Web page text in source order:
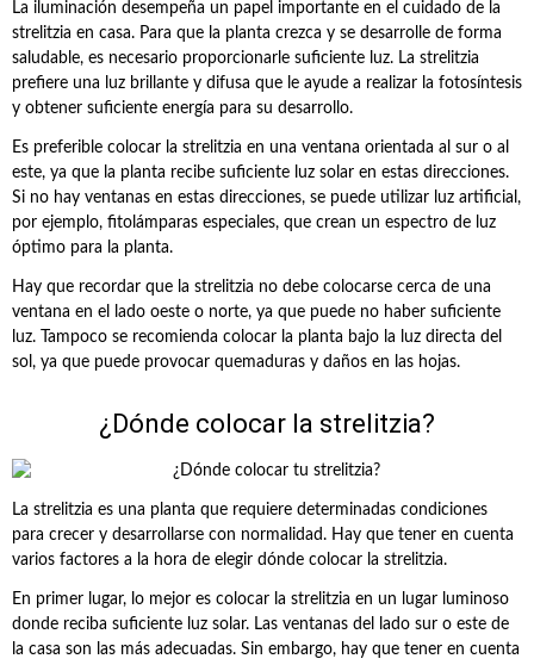
La iluminación desempeña un papel importante en el cuidado de la
strelitzia en casa. Para que la planta crezca y se desarrolle de forma
saludable, es necesario proporcionarle suficiente luz. La strelitzia
prefiere una luz brillante y difusa que le ayude a realizar la fotosíntesis
y obtener suficiente energía para su desarrollo.
Es preferible colocar la strelitzia en una ventana orientada al sur o al
este, ya que la planta recibe suficiente luz solar en estas direcciones.
Si no hay ventanas en estas direcciones, se puede utilizar luz artificial,
por ejemplo, fitolámparas especiales, que crean un espectro de luz
óptimo para la planta.
Hay que recordar que la strelitzia no debe colocarse cerca de una
ventana en el lado oeste o norte, ya que puede no haber suficiente
luz. Tampoco se recomienda colocar la planta bajo la luz directa del
sol, ya que puede provocar quemaduras y daños en las hojas.
¿Dónde colocar la strelitzia?
La strelitzia es una planta que requiere determinadas condiciones
para crecer y desarrollarse con normalidad. Hay que tener en cuenta
varios factores a la hora de elegir dónde colocar la strelitzia.
En primer lugar, lo mejor es colocar la strelitzia en un lugar luminoso
donde reciba suficiente luz solar. Las ventanas del lado sur o este de
la casa son las más adecuadas. Sin embargo, hay que tener en cuenta